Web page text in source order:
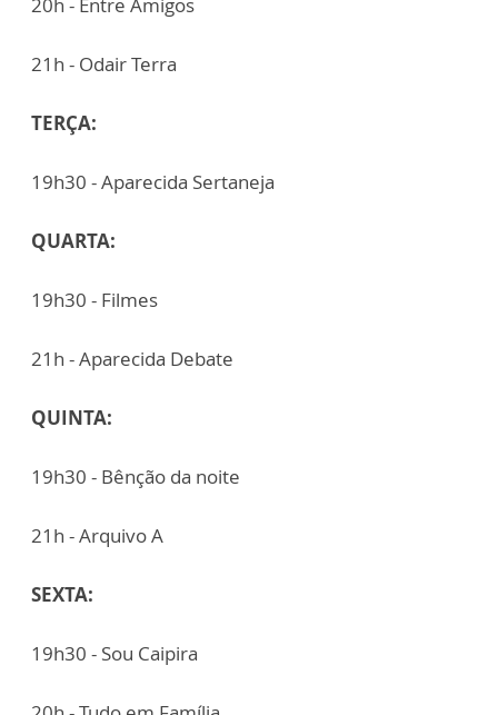
21h - Odair Terra
TERÇA:
19h30 - Aparecida Sertaneja
QUARTA:
19h30 - Filmes
21h - Aparecida Debate
QUINTA:
19h30 - Bênção da noite
21h - Arquivo A
SEXTA:
19h30 - Sou Caipira